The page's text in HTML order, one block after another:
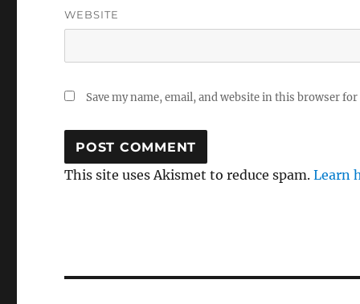
WEBSITE
Save my name, email, and website in this browser
This site uses Akismet to reduce spam.Learn